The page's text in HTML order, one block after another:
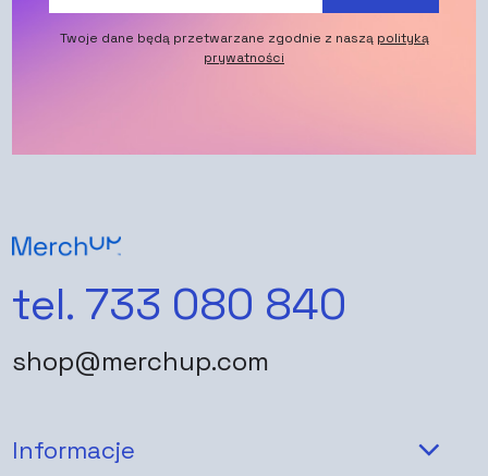
Twoje dane będą przetwarzane zgodnie z naszą polityką
prywatności
tel. 733 080 840
shop@merchup.com
Informacje